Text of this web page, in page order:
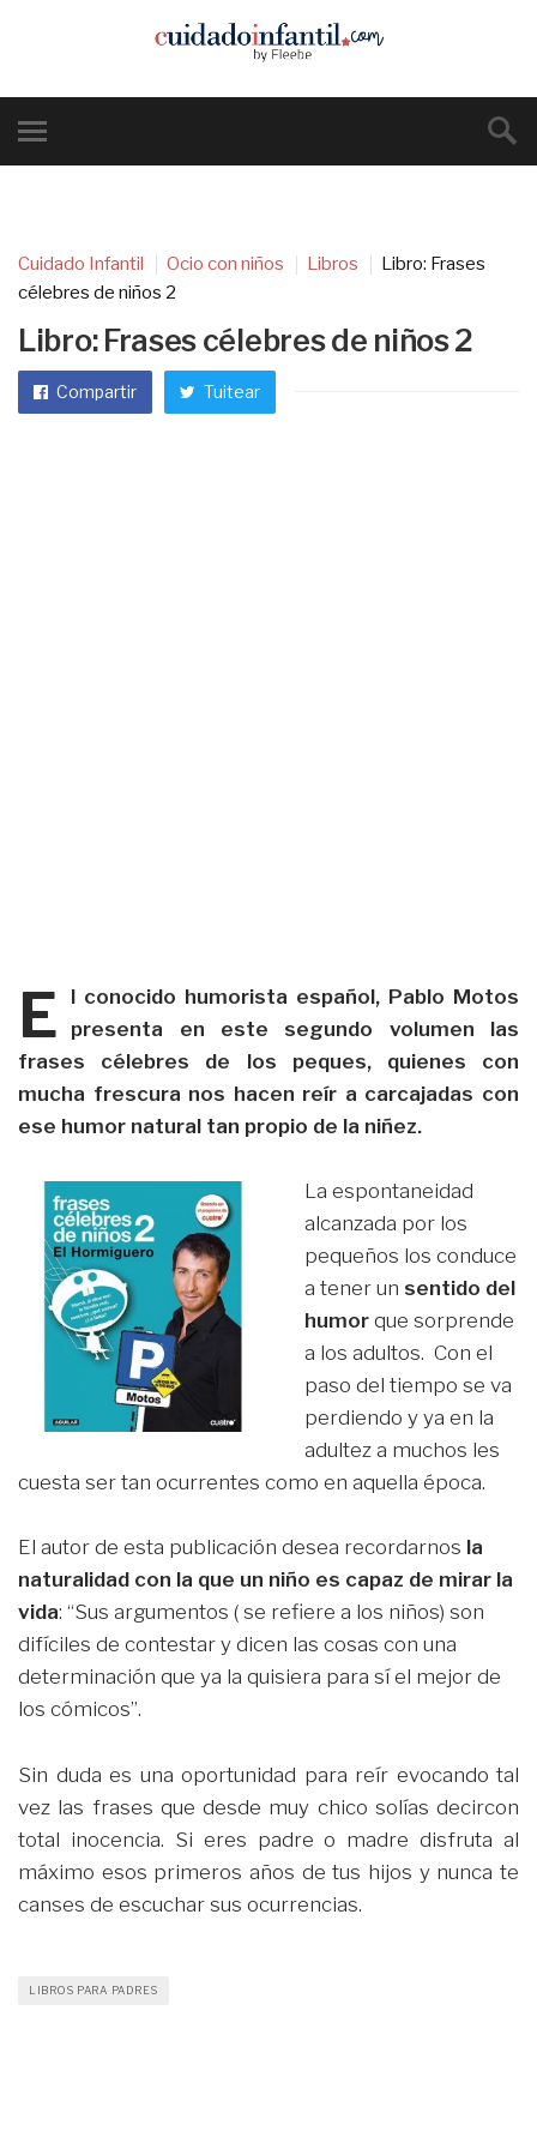
Cuidado Infantil Ocio con niños Libros
Libro: Frases
célebres de niños 2
Libro: Frases célebres de niños 2
Compartir Tuitear
E
l conocido humorista español, Pablo Motos
presenta en este segundo volumen las
frases célebres de los peques, quienes con
mucha frescura nos hacen reír a carcajadas con
ese humor natural tan propio de la niñez.
La espontaneidad
alcanzada por los
pequeños los conduce
a tener un sentido del
humor que sorprende
a los adultos. Con el
paso del tiempo se va
perdiendo y ya en la
adultez a muchos les
cuesta ser tan ocurrentes como en aquella época.
El autor de esta publicación desea recordarnos la
naturalidad con la que un niño es capaz de mirar la
vida: “Sus argumentos ( se refiere a los niños) son
difíciles de contestar y dicen las cosas con una
determinación que ya la quisiera para sí el mejor de
los cómicos”.
Sin duda es una oportunidad para reír evocando tal
vez las frases que desde muy chico solías decircon
total inocencia. Si eres padre o madre disfruta al
máximo esos primeros años de tus hijos y nunca te
canses de escuchar sus ocurrencias.
LIBROS PARA PADRES